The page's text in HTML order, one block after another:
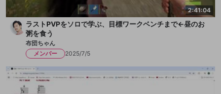
2:41:04
ラストPVPをソロで学ぶ、目標ワークベンチまで←昼のお
粥を食う
布団ちゃん
メンバー
2025/7/5